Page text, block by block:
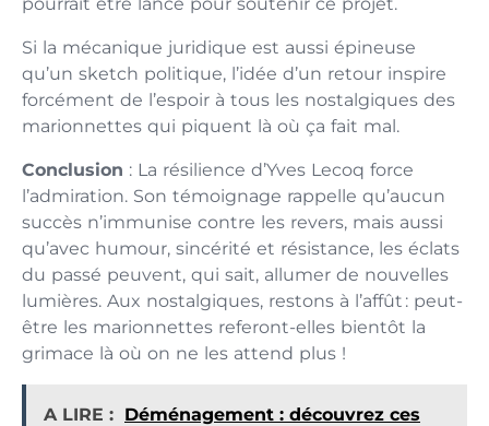
Si la mécanique juridique est aussi épineuse
qu’un sketch politique, l’idée d’un retour inspire
forcément de l’espoir à tous les nostalgiques des
marionnettes qui piquent là où ça fait mal.
Conclusion : La résilience d’Yves Lecoq force
l’admiration. Son témoignage rappelle qu’aucun
succès n’immunise contre les revers, mais aussi
qu’avec humour, sincérité et résistance, les éclats
du passé peuvent, qui sait, allumer de nouvelles
lumières. Aux nostalgiques, restons à l’affût : peut-
être les marionnettes referont-elles bientôt la
grimace là où on ne les attend plus !
A LIRE : Déménagement : découvrez ces